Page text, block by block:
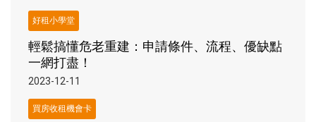
好租小學堂
輕鬆搞懂危老重建：申請條件、流程、優缺點
一網打盡！
2023-12-11
買房收租機會卡